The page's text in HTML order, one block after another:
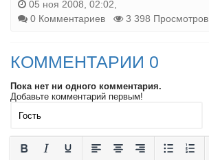
05 ноя 2008, 02:02,
0 Комментариев
3 398 Просмотров
КОММЕНТАРИИ 0
Пока нет ни одного комментария.
Добавьте комментарий первым!